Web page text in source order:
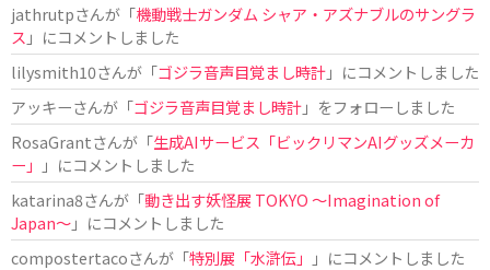
jathrutpさんが「機動戦士ガンダム シャア・アズナブルのサングラ
ス 」にコメントしました
lilysmith10さんが「ゴジラ音声目覚まし時計」にコメントしました
アッキーさんが「ゴジラ音声目覚まし時計」をフォローしました
RosaGrantさんが「生成AIサービス「ビックリマンAIグッズメーカ
ー」
」にコメントしました
katarina8さんが「動き出す妖怪展 TOKYO 〜Imagination of
Japan〜」にコメントしました
compostertacoさんが「特別展「水滸伝」
」にコメントしました